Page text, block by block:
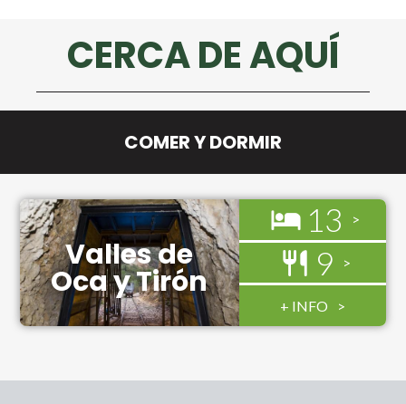
CERCA DE AQUÍ
COMER Y DORMIR
Valles de
Oca y Tirón
13
9
+ INFO